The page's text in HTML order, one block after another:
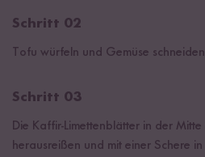
Schritt 02
Tofu würfeln und Gemüse
Schritt 03
Die Kaffir-Limettenblätter in der
herausreißen und mit einer Schere